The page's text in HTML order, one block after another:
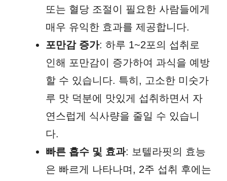
또는 혈당 조절이 필요한 사람들에게
매우 유익한 효과를 제공합니다.
포만감 증가: 하루 1~2포의 섭취로
인해 포만감이 증가하여 과식을 예방
할 수 있습니다. 특히, 고소한 미숫가
루 맛 덕분에 맛있게 섭취하면서 자
연스럽게 식사량을 줄일 수 있습니
다.
빠른 흡수 및 효과: 보텔라핏의 효능
은 빠르게 나타나며, 2주 섭취 후에는